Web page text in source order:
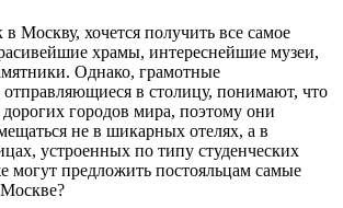
Москву, хочется получить все самое
храмы, интереснейшие музеи,
Однако, грамотные
в столицу, понимают, что
городов мира, поэтому они
не в шикарных отелях, а в
устроенных по типу студенческих
предложить постояльцам самые